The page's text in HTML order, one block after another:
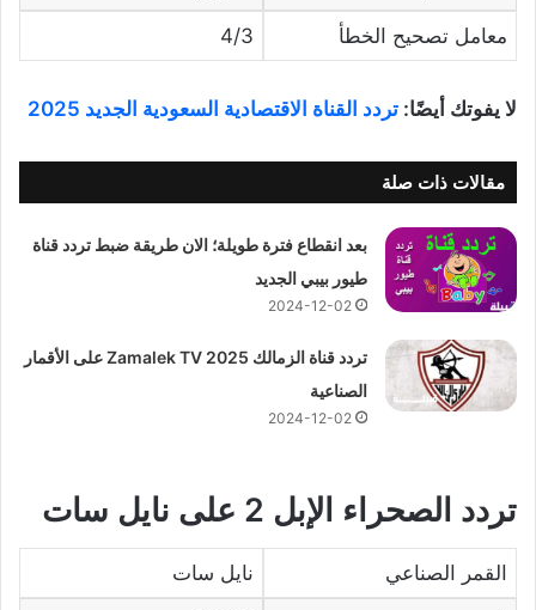
معامل تصحيح الخطأ 4/3
لا يفوتك أيضًا: تردد القناة الاقتصادية السعودية الجديد 2025
مقالات ذات صلة
بعد انقطاع فترة طويلة؛ الان طريقة ضبط تردد قناة
طيور بيبي الجديد
2024-12-02
تردد قناة الزمالك 2025 Zamalek TV على الأقمار
الصناعية
2024-12-02
تردد الصحراء الإبل 2 على نايل سات
القمر الصناعي نايل سات